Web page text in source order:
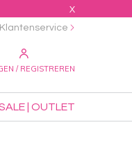
X
/ REGISTREREN
Klantenservice
| OUTLET